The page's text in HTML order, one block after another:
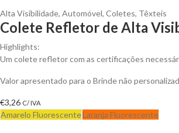
Alta Visibilidade, Automóvel, Coletes, Têxteis
Colete Refletor de Alta
Highlights:
Um colete refletor com as certificações
Valor apresentado para o Brinde não
€3,26 C/ IVA
Amarelo FluorescenteLaranja Fluorescente